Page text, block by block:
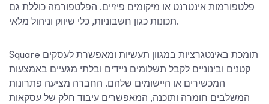
פלטפורמות אינטרנט או מיקומים פיזיים. הפלטפורמה כוללת גם
תכונות כגון חשבוניות, כלי שיווק וניהול מלאי.
Square תומכת באינטגרציות במגוון תעשיות ומאפשרת לעסקים
קטנים ובינוניים לקבל תשלומים ניידים ובלתי מגעיים באמצעות
המכשירים או היישומים שלהם. החברה מציעה פתרונות
המשלבים חומרה ותוכנה, המאפשרים עיבוד חלק של עסקאות